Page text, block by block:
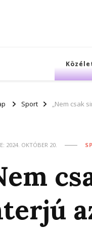
Sport „Nem csak
2024. OKTÓBER 20.